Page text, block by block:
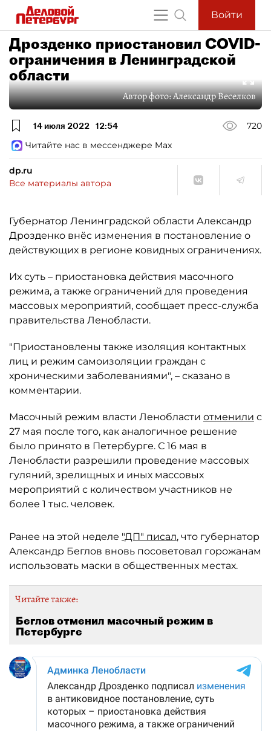
Войти
Дрозденко приостановил COVID-
ограничения в Ленинградской
области
Автор фото:Александр Веселков
14 июля 2022 12:54
720
Читайте нас в мессенджере Max
dp.ru
Все материалы автора
Губернатор Ленинградской области Александр
Дрозденко внёс изменения в постановление о
действующих в регионе ковидных ограничениях.
Их суть – приостановка действия масочного
режима, а также ограничений для проведения
массовых мероприятий, сообщает пресс-служба
правительства Ленобласти.
"Приостановлены также изоляция контактных
лиц и режим самоизоляции граждан с
хроническими заболеваниями", – сказано в
комментарии.
Масочный режим власти Ленобласти отменили с
27 мая после того, как аналогичное решение
было принято в Петербурге. С 16 мая в
Ленобласти разрешили проведение массовых
гуляний, зрелищных и иных массовых
мероприятий с количеством участников не
более 1 тыс. человек.
Ранее на этой неделе "ДП" писал, что губернатор
Александр Беглов вновь посоветовал горожанам
использовать маски в общественных местах.
Читайте также:
Беглов отменил масочный режим в
Петербурге